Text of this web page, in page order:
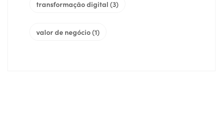
transformação digital (3)
valor de negócio(1)